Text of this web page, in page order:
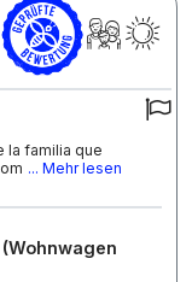
la familia que
... Mehr lesen